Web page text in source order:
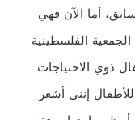
أما الآن فهي
الفلسطينية
ذوي الاحتياجات
إنني أشعر